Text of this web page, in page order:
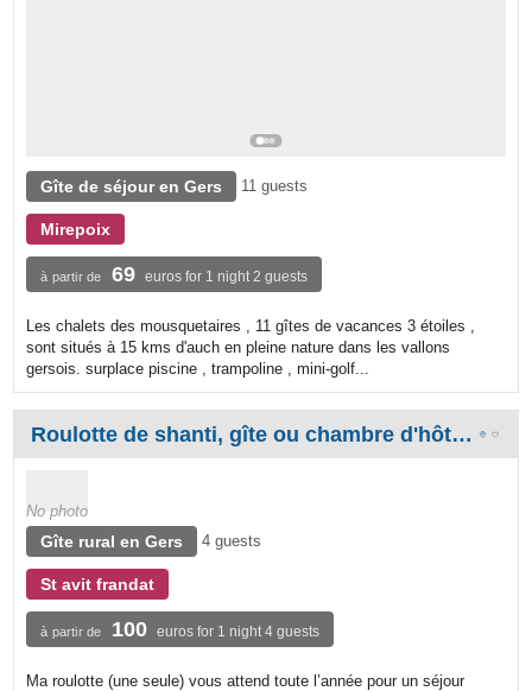
Gîte de séjour en Gers 11 guests
Mirepoix
à partir de 69 euros for 1 night 2 guests
Les chalets des mousquetaires , 11 gîtes de vacances 3 étoiles ,
sont situés à 15 kms d'auch en pleine nature dans les vallons
gersois. surplace piscine , trampoline , mini-golf...
Roulotte de shanti, gîte ou chambre d'hôtes de charme insolite, piscine, Lectoure, Gers, Midi-Pyrénées
No photo
Gîte rural en Gers 4 guests
St avit frandat
à partir de 100 euros for 1 night 4 guests
Ma roulotte (une seule) vous attend toute l’année pour un séjour